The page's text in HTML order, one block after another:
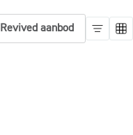
Revived aanbod